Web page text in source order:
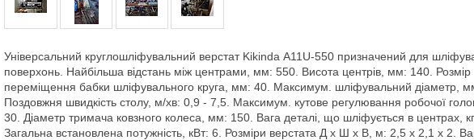
Універсальний круглошліфувальний верстат Kikinda А11U-550 призначений для
поверхонь. Найбільша відстань між центрами, мм: 550. Висота центрів, мм: 140.
переміщення бабки шліфувального круга, мм: 40. Максимум. шліфувальний діаметр,
Поздовжня швидкість столу, м/хв: 0,9 - 7,5. Максимум. кутове регулювання робочої
30. Діаметр тримача ковзного колеса, мм: 150. Вага деталі, що шліфується в центрах,
Загальна встановлена ​​потужність, кВт: 6. Розміри верстата Д х Ш х В, м: 2,5 х 2,1 х 2.